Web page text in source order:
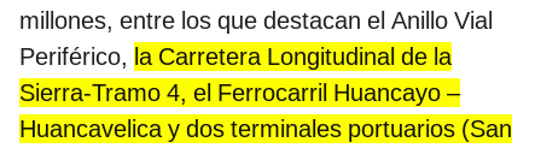
millones, entre los que destacan el Anillo Vial
Periférico, la Carretera Longitudinal de la
Sierra-Tramo 4, el Ferrocarril Huancayo –
Huancavelica y dos terminales portuarios (San